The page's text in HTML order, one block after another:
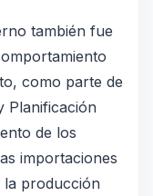
también fue
como parte de
Planificación
de los
importaciones
la producción